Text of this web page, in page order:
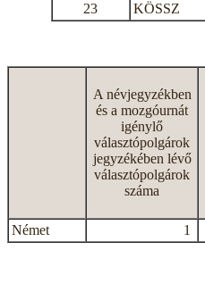
23
KÖSSZ
A névjegyzékben
és a mozgóurnát
igénylő
választópolgárok
jegyzékében lévő
választópolgárok
száma
Német
1